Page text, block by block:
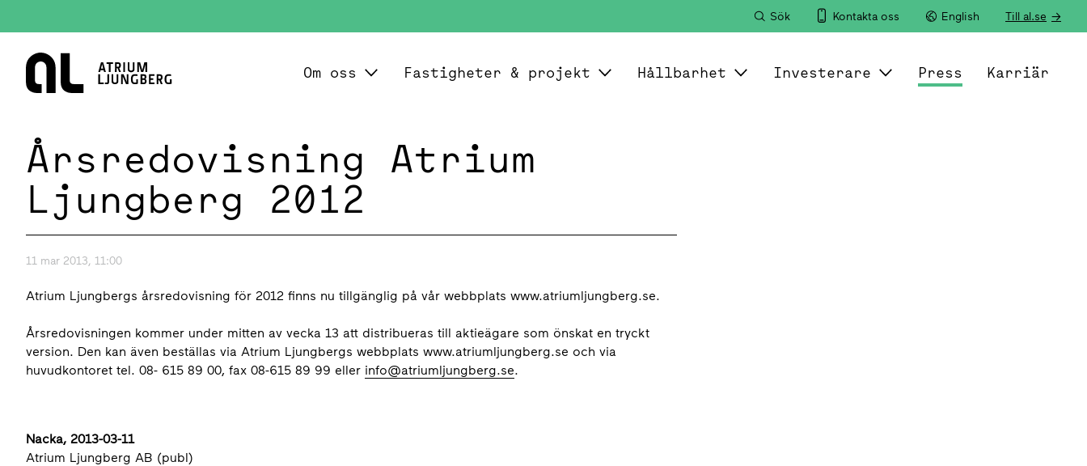
Sök Kontakta oss English Till al.se
Hem
Om oss Fastigheter & projekt Hållbarhet Investerare Press Karriär
Årsredovisning Atrium
Ljungberg 2012
11 mar 2013, 11:00
Atrium Ljungbergs årsredovisning för 2012 finns nu tillgänglig på vår webbplats www.atriumljungberg.se.
Årsredovisningen kommer under mitten av vecka 13 att distribueras till aktieägare som önskat en tryckt
version. Den kan även beställas via Atrium Ljungbergs webbplats www.atriumljungberg.se och via
huvudkontoret tel. 08- 615 89 00, fax 08-615 89 99 eller info@atriumljungberg.se.
Nacka, 2013-03-11
Atrium Ljungberg AB (publ)